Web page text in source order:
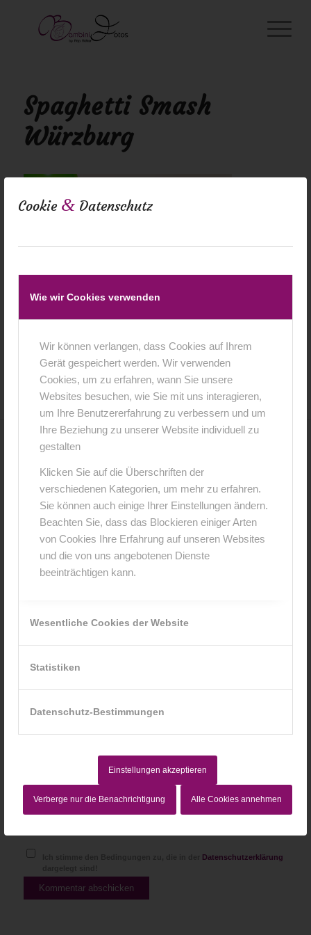
Cookie & Datenschutz
Wie wir Cookies verwenden
Wir können verlangen, dass Cookies auf Ihrem
Gerät gespeichert werden. Wir verwenden
Cookies, um zu erfahren, wann Sie unsere
Websites besuchen, wie Sie mit uns interagieren,
um Ihre Benutzererfahrung zu verbessern und um
Ihre Beziehung zu unserer Website individuell zu
gestalten
Klicken Sie auf die Überschriften der
verschiedenen Kategorien, um mehr zu erfahren.
Sie können auch einige Ihrer Einstellungen ändern.
Beachten Sie, dass das Blockieren einiger Arten
von Cookies Ihre Erfahrung auf unseren Websites
und die von uns angebotenen Dienste
beeinträchtigen kann.
Wesentliche Cookies der Website
Statistiken
Datenschutz-Bestimmungen
Einstellungen akzeptieren
Verberge nur die Benachrichtigung Alle Cookies annehmen
Spaghetti Smash
Würzburg
4. April 2018 / 0 Kommentare / vonanja
KOMMENTARE
Hinterlasse einen Kommentar
An der Diskussion beteiligen?
Hinterlasse uns deinen Kommentar!
Datenschutzerklärung